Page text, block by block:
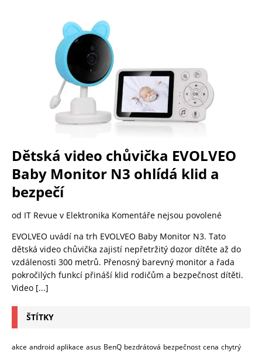
Dětská video chůvička EVOLVEO
Baby Monitor N3 ohlídá klid a
bezpečí
od IT Revue v Elektronika Komentáře nejsou povolené
EVOLVEO uvádí na trh EVOLVEO Baby Monitor N3. Tato
dětská video chůvička zajistí nepřetržitý dozor dítěte až do
vzdálenosti 300 metrů. Přenosný barevný monitor a řada
pokročilých funkcí přináší klid rodičům a bezpečnost dítěti.
Video [...]
ŠTÍTKY
akce android aplikace asus BenQ bezdrátová bezpečnost cena chytrý